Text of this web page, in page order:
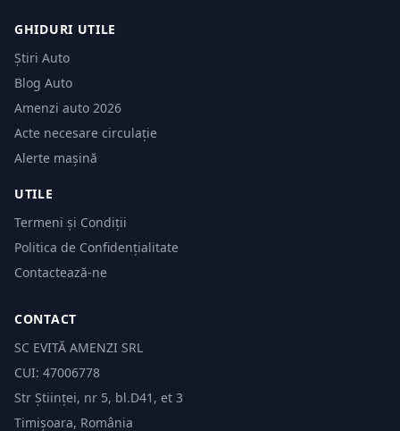
GHIDURI UTILE
Știri Auto
Blog Auto
Amenzi auto 2026
Acte necesare circulație
Alerte mașină
UTILE
Termeni și Condiții
Politica de Confidențialitate
Contactează-ne
CONTACT
SC EVITĂ AMENZI SRL
CUI: 47006778
Str Științei, nr 5, bl.D41, et 3
Timișoara, România